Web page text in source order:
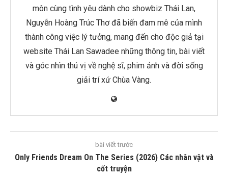
môn cùng tình yêu dành cho showbiz Thái Lan,
Nguyễn Hoàng Trúc Thơ đã biến đam mê của mình
thành công việc lý tưởng, mang đến cho độc giả tại
website Thái Lan Sawadee những thông tin, bài viết
và góc nhìn thú vị về nghệ sĩ, phim ảnh và đời sống
giải trí xứ Chùa Vàng.
bài viết trước
Only Friends Dream On The Series (2026) Các nhân vật và
cốt truyện